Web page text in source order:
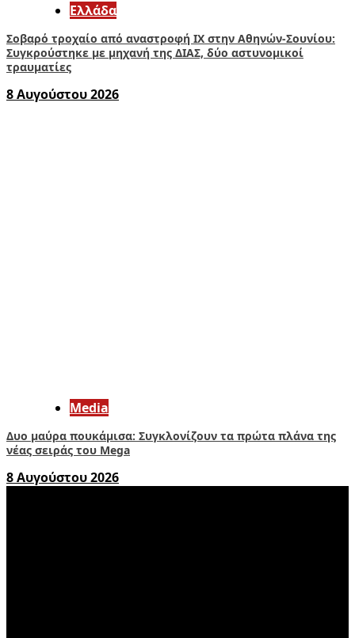
Ελλάδα
Σοβαρό τροχαίο από αναστροφή ΙΧ στην Αθηνών-Σουνίου:
Συγκρούστηκε με μηχανή της ΔΙΑΣ, δύο αστυνομικοί
τραυματίες
8 Αυγούστου 2026
Media
Δυο μαύρα πουκάμισα: Συγκλονίζουν τα πρώτα πλάνα της
νέας σειράς του Mega
8 Αυγούστου 2026